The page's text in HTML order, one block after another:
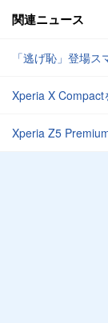
関連ニュース
「逃げ恥」登場
Xperia X Compact
Xperia Z5